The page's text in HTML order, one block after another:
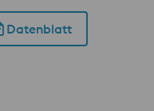
Datenblatt